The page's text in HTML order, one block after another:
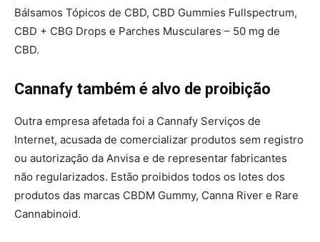
Bálsamos Tópicos de CBD, CBD Gummies Fullspectrum,
CBD + CBG Drops e Parches Musculares – 50 mg de
CBD.
Cannafy também é alvo de proibição
Outra empresa afetada foi a Cannafy Serviços de
Internet, acusada de comercializar produtos sem registro
ou autorização da Anvisa e de representar fabricantes
não regularizados. Estão proibidos todos os lotes dos
produtos das marcas CBDM Gummy, Canna River e Rare
Cannabinoid.